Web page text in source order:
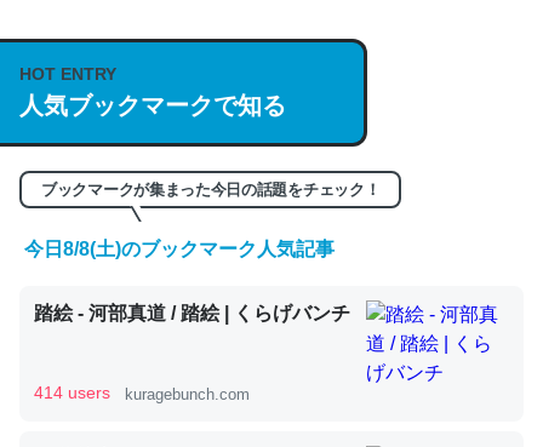
説してる記事が少ないので貴重な良記事。/続編来た
https://isobe324649.hatenablog.com/entry/2023/03/27
/064121
─GPTの仕組みと限界についての考察（１） - conceptualization
くらい。小説でいう「ずっと前の伏線」は回収されないけ
ど、短期記憶というには多い分量。進化すればするほど分
かりやすく強くなりそう
HOT ENTRY
人気ブックマークで知る
ブックマークが集まった今日の話題をチェック！
今日8/8(土)のブックマーク人気記事
踏絵 - 河部真道 / 踏絵 | くらげバンチ
414 users kuragebunch.com